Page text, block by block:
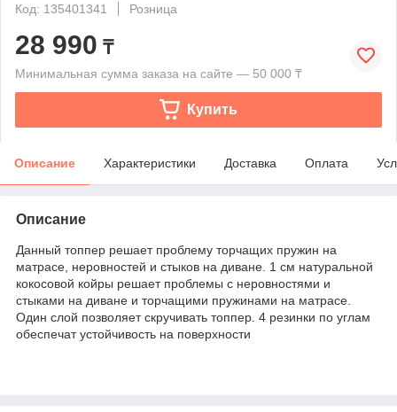
Код: 135401341
Розница
28 990 ₸
Минимальная сумма заказа на сайте — 50 000 ₸
Купить
Описание Характеристики Доставка Оплата
Описание
Данный топпер решает проблему торчащих пружин на
матрасе, неровностей и стыков на диване. 1 см натуральной
кокосовой койры решает проблемы с неровностями и
стыками на диване и торчащими пружинами на матрасе.
Один слой позволяет скручивать топпер. 4 резинки по углам
обеспечат устойчивость на поверхности